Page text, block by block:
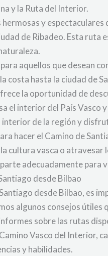
y la Ruta del Interior.
y
de Ribadeo. Esta
aquellos que desean
costa hasta la ciudad de
la oportunidad de
el interior del País Vasco
de la región y
hacer el Camino de
cultura vasca o
adecuadamente para
desde Bilbao
desde Bilbao, es
algunos consejos útiles
sobre las rutas
Vasco del Interior,
y habilidades.